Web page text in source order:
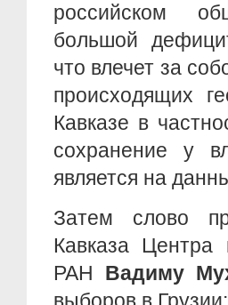
российском
большой
что влечет за
происходящих
Кавказе в
сохранение у
является на
Затем слово
Кавказа
РАН Вадиму